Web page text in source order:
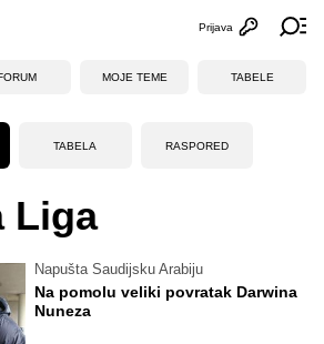
Otvori
Prijava
MOJE TEME TABELE
TABELA RASPORED
Liga
Napušta Saudijsku Arabiju
Na pomolu veliki povratak Darwina
Nuneza